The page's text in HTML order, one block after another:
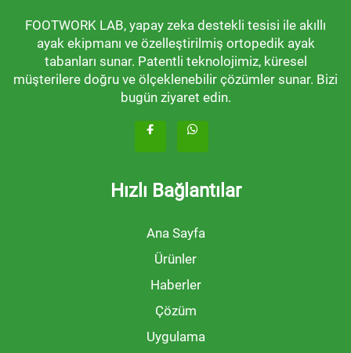
FOOTWORK LAB, yapay zeka destekli tesisi ile akıllı
ayak ekipmanı ve özelleştirilmiş ortopedik ayak
tabanları sunar. Patentli teknolojimiz, küresel
müşterilere doğru ve ölçeklenebilir çözümler sunar. Bizi
bugün ziyaret edin.
Hızlı Bağlantılar
Ana Sayfa
Ürünler
Haberler
Çözüm
Uygulama